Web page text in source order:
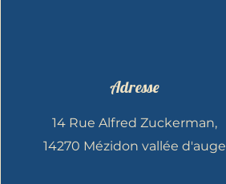
Adresse
14 Rue Alfred Zuckerman,
14270 Mézidon vallée d'auge